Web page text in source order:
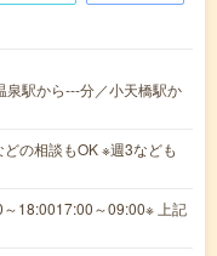
泉駅から---分／小天橋駅か
の相談もOK ※週3なども
～18:0017:00～09:00※ 上記